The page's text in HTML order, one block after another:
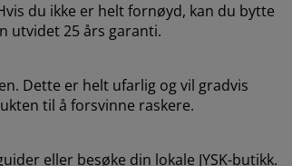
du ikke er helt fornøyd, kan du bytte
utvidet 25 års garanti.
Dette er helt ufarlig og vil gradvis
til å forsvinne raskere.
eller besøke din lokale JYSK-butikk.